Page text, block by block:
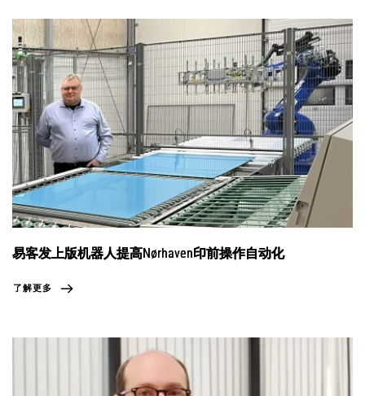
易客发上版机器人提高Nørhaven印前操作自动化
了解更多